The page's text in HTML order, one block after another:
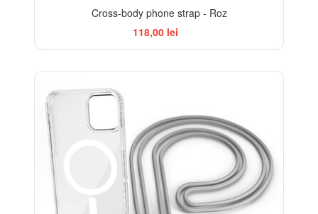
Cross-body phone strap - Roz
118,00 lei